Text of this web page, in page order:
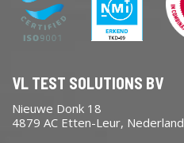
VL TEST SOLUTIONS BV
Nieuwe Donk 18
4879 AC Etten-Leur, Nederland